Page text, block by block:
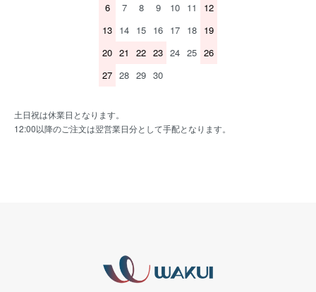
6
7 8 9 10 11
12
13 14 15 16 17 18 19
20 21 22 23 24 25 26
27 28 29 30
土日祝は休業日となります。
12:00以降のご注文は翌営業日分として手配となります。